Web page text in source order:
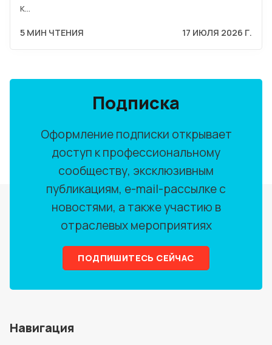
к…
5 МИН ЧТЕНИЯ 17 ИЮЛЯ 2026 Г.
Подписка
Оформление подписки открывает
доступ к профессиональному
сообществу, эксклюзивным
публикациям, e-mail-рассылке с
новостями, а также участию в
отраслевых мероприятиях
ПОДПИШИТЕСЬ СЕЙЧАС
Навигация